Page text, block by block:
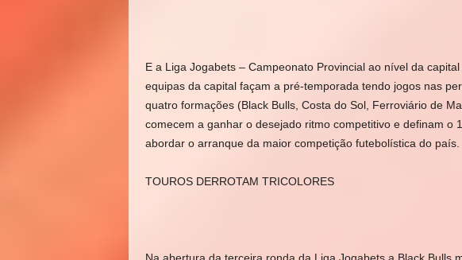
E a Liga Jogabets – Campeonato Provincial ao nível da
equipas da capital façam a pré-temporada tendo jogos nas
quatro formações (Black Bulls, Costa do Sol, Ferroviário de
comecem a ganhar o desejado ritmo competitivo e definam o
abordar o arranque da maior competição futebolística do país.
TOUROS DERROTAM TRICOLORES